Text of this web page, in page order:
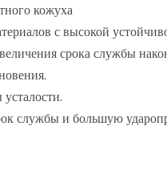
кожуха
с высокой
срока службы
службы и большую